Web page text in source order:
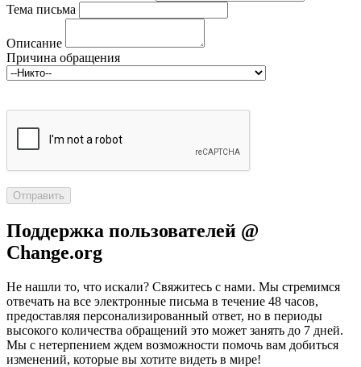
Тема письма
Описание
Причина обращения
Поддержка пользователей @
Change.org
Не нашли то, что искали? Свяжитесь с нами. Мы стремимся
отвечать на все электронные письма в течение 48 часов,
предоставляя персонализированный ответ, но в периоды
высокого количества обращений это может занять до 7 дней.
Мы с нетерпением ждем возможности помочь вам добиться
изменений, которые вы хотите видеть в мире!